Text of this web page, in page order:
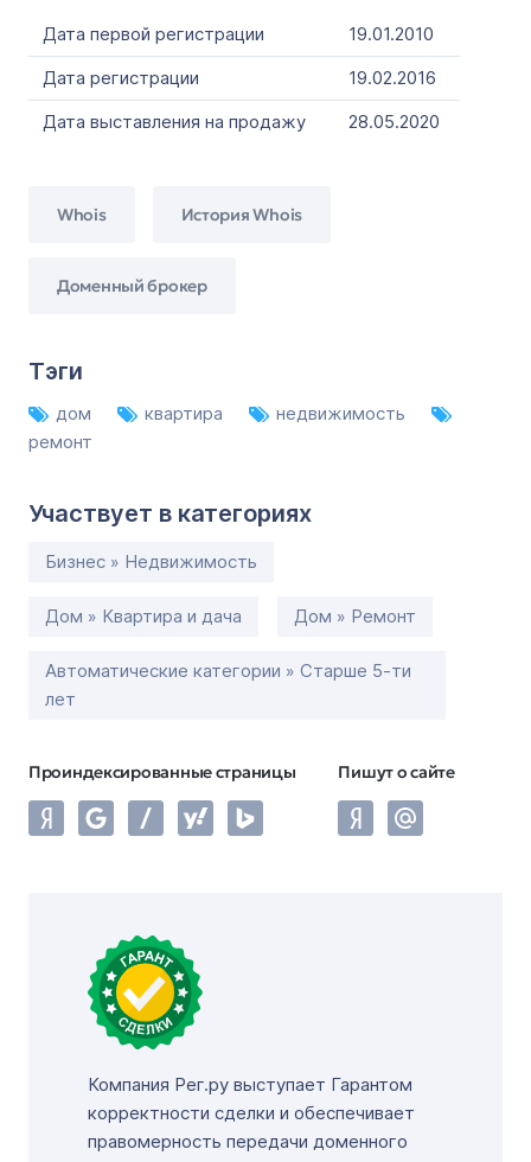
Дата первой регистрации
19.01.2010
Дата регистрации
19.02.2016
Дата выставления на продажу
28.05.2020
Whois История Whois
Доменный брокер
Тэги
дом квартира
недвижимость
ремонт
Участвует в категориях
Бизнес » Недвижимость
Дом » Квартира и дача Дом » Ремонт
Автоматические категории » Старше 5-ти
лет
Проиндексированные страницы Пишут о сайте
Компания Рег.ру выступает Гарантом
корректности сделки и обеспечивает
правомерность передачи доменного